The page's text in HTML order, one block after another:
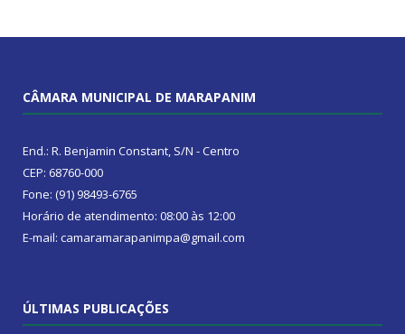
CÂMARA MUNICIPAL DE MARAPANIM
End.: R. Benjamin Constant, S/N - Centro
CEP: 68760-000
Fone: (91) 98493-6765
Horário de atendimento: 08:00 às 12:00
E-mail: camaramarapanimpa@gmail.com
ÚLTIMAS PUBLICAÇÕES